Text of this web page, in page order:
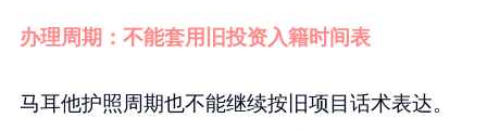
办理周期：不能套用旧投资入籍时间表
马耳他护照周期也不能继续按旧项目话术表达。